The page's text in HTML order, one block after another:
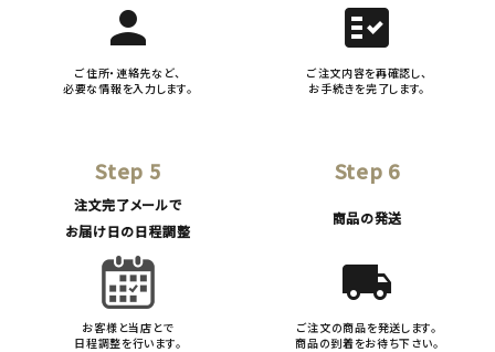
person
ご住所・連絡先など、
必要な情報を入力します。
fact_check
ご注文内容を再確認し、
お手続きを完了します。
Step 5
注文完了メールで
お届け日の日程調整
お客様と当店とで
日程調整を行います。
Step 6
商品の発送
local_shipping
ご注文の商品を発送します。
商品の到着をお待ち下さい。